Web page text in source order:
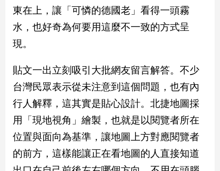
兩
岸/
國
地
方
新
冠
病
專
區
東在上，讓「可憐的德國老」看得一頭霧
水，也好奇為何要用這麼不一致的方式呈
現。
貼文一出立刻吸引大批網友留言解答。不少
台灣民眾表示從未注意到這個問題，也有內
行人解釋，這其實是貼心設計。北捷地圖採
用「現地視角」繪製，也就是以閱覽者所在
位置與面向為基準，讓地圖上方對應閱覽者
的前方，這樣能讓正在看地圖的人直接知道